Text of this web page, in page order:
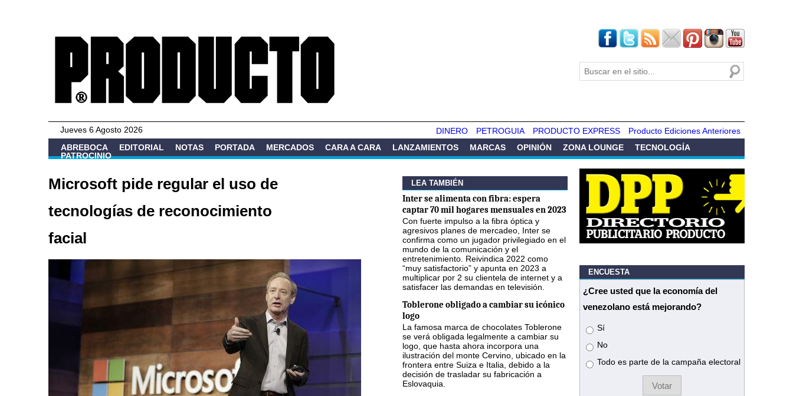
búsqueda
Buscar
Jueves 6 Agosto 2026 Producto Ediciones Anteriores
PRODUCTO EXPRESS
PETROGUIA
DINERO
ABREBOCA
EDITORIAL NOTAS PORTADA MERCADOS CARA A CARA LANZAMIENTOS MARCAS OPINIÓN ZONA LOUNGE
TECNOLOGÍA
PATROCINIO
Microsoft pide regular el uso de
tecnologías de reconocimiento
facial
LEA TAMBIÉN
Inter se alimenta con fibra: espera
captar 70 mil hogares mensuales en 2023
Con fuerte impulso a la fibra óptica y
agresivos planes de mercadeo, Inter se
confirma como un jugador privilegiado en el
mundo de la comunicación y el
entretenimiento. Reivindica 2022 como
“muy satisfactorio” y apunta en 2023 a
multiplicar por 2 su clientela de internet y a
satisfacer las demandas en televisión.
Toblerone obligado a cambiar su icónico
logo
La famosa marca de chocolates Toblerone
se verá obligada legalmente a cambiar su
logo, que hasta ahora incorpora una
ilustración del monte Cervino, ubicado en la
frontera entre Suiza e Italia, debido a la
decisión de trasladar su fabricación a
Eslovaquia.
ENCUESTA
¿Cree usted que la economía del
venezolano está mejorando?
Opciones
Sí
No
Todo es parte de la campaña electoral